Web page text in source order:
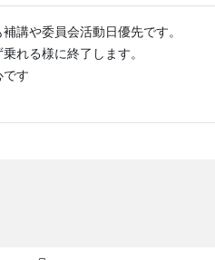
講や委員会活動日優先です。
れる様に終了します。
です